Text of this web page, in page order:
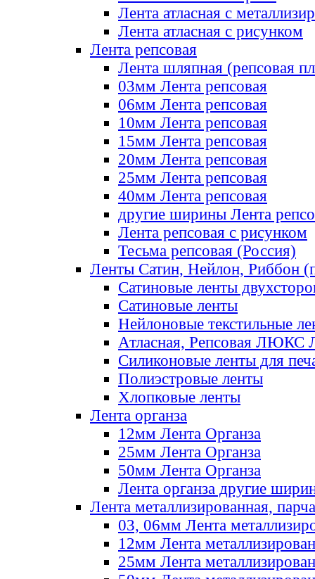
Лента атласная с
Лента атласная с рисунком
Лента репсовая
Лента шляпная (репсовая
03мм Лента репсовая
06мм Лента репсовая
10мм Лента репсовая
15мм Лента репсовая
20мм Лента репсовая
25мм Лента репсовая
40мм Лента репсовая
другие ширины Лента
Лента репсовая с рисунком
Тесьма репсовая (Россия)
Ленты Сатин, Нейлон, Риббон
Сатиновые ленты
Сатиновые ленты
Нейлоновые текстильные
Атласная, Репсовая ЛЮКС
Силиконовые ленты для
Полиэстровые ленты
Хлопковые ленты
Лента органза
12мм Лента Органза
25мм Лента Органза
50мм Лента Органза
Лента органза другие
Лента металлизированная, парча
03, 06мм Лента
12мм Лента
25мм Лента